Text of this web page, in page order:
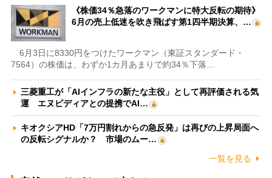
《株価34％急落のワークマンに特大反転の期待》
6月の売上低迷を吹き飛ばす第1四半期決算、…
6月3日に8330円をつけたワークマン（東証スタンダード・
7564）の株価は、わずか1カ月あまりで約34％下落…
三菱重工が「AIインフラの新たな主役」として再評価される気
運 エヌビディアとの提携でAI…
キオクシアHD「7万円割れからの急反発」は再びの上昇局面へ
の反転シグナルか？ 市場のムー…
一覧を見る